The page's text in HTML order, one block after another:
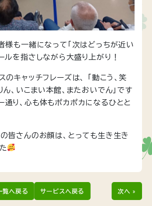
様も一緒になって「次はどっちが近い
ルを指さしながら大盛り上がり！
のキャッチフレーズは、 「動こう、笑
ん、いこまい本館、またおいでん」です
通り、心も体もポカポカになるひとと
皆さんのお顔は、とっても生き生き
覧へ戻る サービスへ戻る 次へ »